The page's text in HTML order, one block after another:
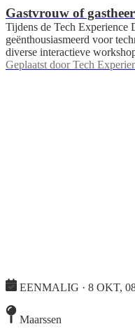
Gastvrouw of gastheer
Tijdens de Tech Experience
geënthousiasmeerd voor
diverse interactieve
Geplaatst door Tech
EENMALIG · 8 OKT,
Maarssen